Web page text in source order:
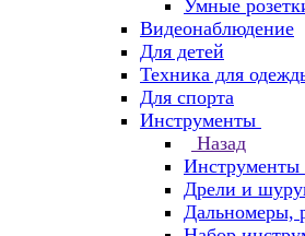
Умные
Видеонаблюдение
Для детей
Техника для
Для спорта
Инструменты
Назад
Инструменты
Дрели и
Дальномеры,